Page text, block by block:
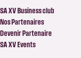
SA XV Business club
Nos Partenaires
Devenir Partenaire
SA XV Events